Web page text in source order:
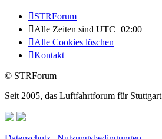
STRForum
Alle Zeiten sind UTC+02:00
Alle Cookies löschen
Kontakt
© STRForum
Seit 2005, das Luftfahrtforum für Stuttgart